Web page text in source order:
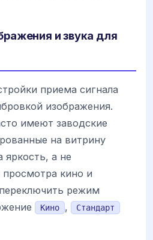
и звука для
приема сигнала
изображения.
имеют заводские
на витрину
яркость, а не
просмотра кино и
режим
Кино , Стандарт